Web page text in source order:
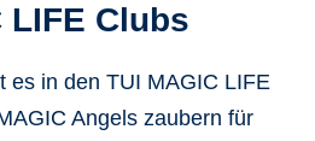
LIFE Clubs
es in den TUI MAGIC LIFE
Angels zaubern für